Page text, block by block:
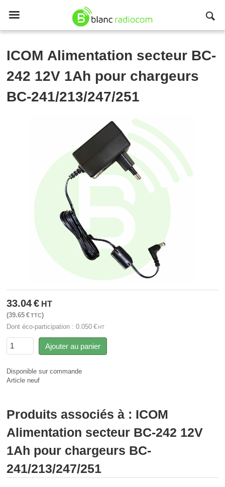

ICOM Alimentation secteur BC-
242 12V 1Ah pour chargeurs
BC-241/213/247/251
33.04 € HT
39.65 €TTC
Dont éco-participation :0.050 € HT
Ajouter au panier
Disponible sur commande
Article neuf
Produits associés à : ICOM
Alimentation secteur BC-242 12V
1Ah pour chargeurs BC-
241/213/247/251